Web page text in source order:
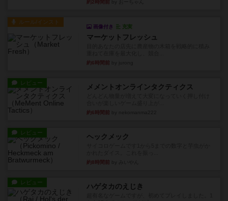
約2時間前
ルール/インスト
画像付き 充実
マーケットフレッシュ
約6時間前
レビュー メメントオンラインタクティクス
約6時間前
レビュー ヘックメック
約8時間前
レビュー ハゲタカのえじき